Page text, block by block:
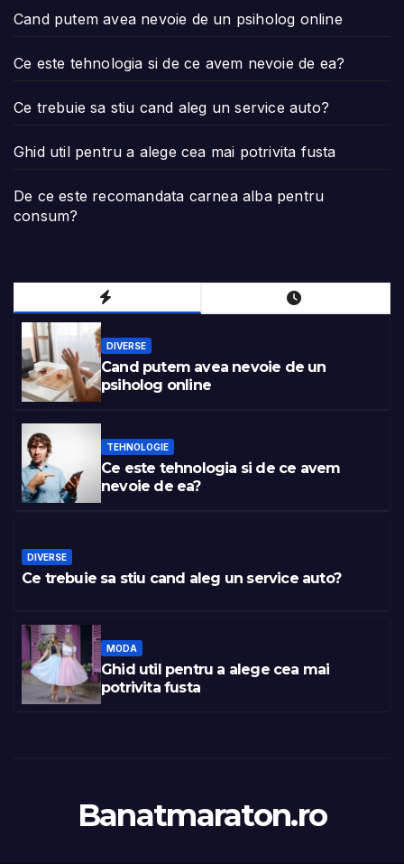
Cand putem avea nevoie de un psiholog online
Ce este tehnologia si de ce avem nevoie de ea?
Ce trebuie sa stiu cand aleg un service auto?
Ghid util pentru a alege cea mai potrivita fusta
De ce este recomandata carnea alba pentru
consum?
DIVERSE
Cand putem avea nevoie de un
psiholog online
TEHNOLOGIE
Ce este tehnologia si de ce avem
nevoie de ea?
DIVERSE
Ce trebuie sa stiu cand aleg un service auto?
MODA
Ghid util pentru a alege cea mai
potrivita fusta
Banatmaraton.ro